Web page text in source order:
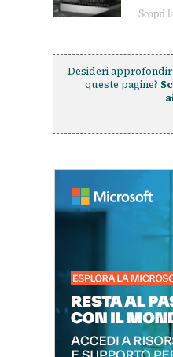
Desideri
queste pagine?